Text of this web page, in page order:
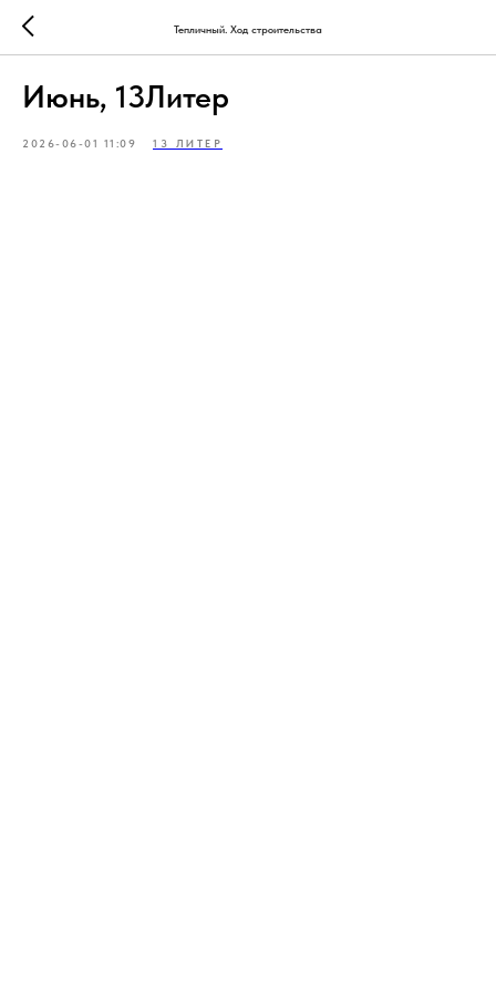
Тепличный. Ход строительства
Июнь, 13Литер
2026-06-01 11:09 13 ЛИТЕР